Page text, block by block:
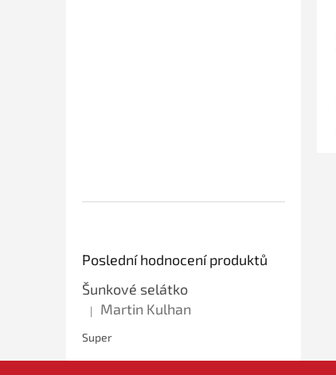
Poslední hodnocení produktů
Šunkové selátko
Hodnocení produktu je 5 z 5 hvězdiček.
| Martin Kulhan
Super